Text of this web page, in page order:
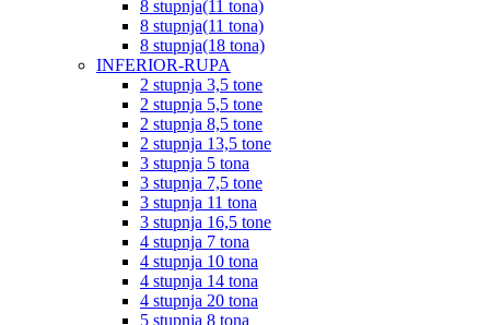
8 stupnja(11 tona)
8 stupnja(11 tona)
8 stupnja(18 tona)
INFERIOR-RUPA
2 stupnja 3,5 tone
2 stupnja 5,5 tone
2 stupnja 8,5 tone
2 stupnja 13,5 tone
3 stupnja 5 tona
3 stupnja 7,5 tone
3 stupnja 11 tona
3 stupnja 16,5 tone
4 stupnja 7 tona
4 stupnja 10 tona
4 stupnja 14 tona
4 stupnja 20 tona
5 stupnja 8 tona